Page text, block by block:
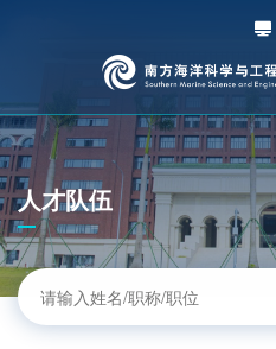
人才队伍